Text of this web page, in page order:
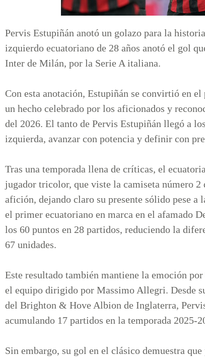
Pervis Estupiñán anotó un golazo para la
izquierdo ecuatoriano de 28 años anotó el gol
Inter de Milán, por la Serie A italiana.
Con esta anotación, Estupiñán se convirtió en
un hecho celebrado por los aficionados y
del 2026. El tanto de Pervis Estupiñán llegó a
izquierda, avanzar con potencia y definir con
Tras una temporada llena de críticas, el
jugador tricolor, que viste la camiseta número
afición, dejando claro su presente sólido pese a
el primer ecuatoriano en marca en el afamado
los 60 puntos en 28 partidos, reduciendo la
67 unidades.
Este resultado también mantiene la emoción
el equipo dirigido por Massimo Allegri. Desde
del Brighton & Hove Albion de Inglaterra,
acumulando 17 partidos en la temporada 2025-
Sin embargo, su gol en el clásico demuestra